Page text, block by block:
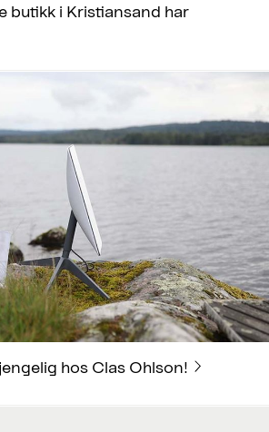
butikk i Kristiansand har
hos Clas Ohlson!